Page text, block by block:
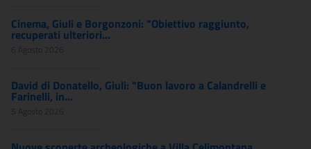
Cinema, Giuli e Borgonzoni: "Obiettivo raggiunto,
recuperati ulteriori...
6 Agosto 2026
David di Donatello, Giuli: "Buon lavoro a Calandrelli e
Farinelli, in...
5 Agosto 2026